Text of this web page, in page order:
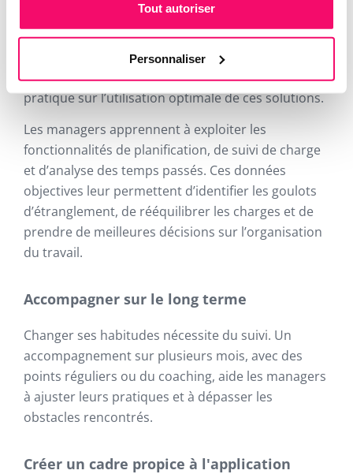
Tout autoriser
Personnaliser
concevoir sans les outils numériques. Un
de gestion des temps et des activitésfacilite
énormément la gestion et le pilotage des équipes.
La formation doit donc inclure une dimension
pratique sur l’utilisation optimale de ces solutions.
Les managers apprennent à exploiter les
fonctionnalités de planification, de suivi de charge
et d’analyse des temps passés. Ces données
objectives leur permettent d’identifier les goulots
d’étranglement, de rééquilibrer les charges et de
prendre de meilleures décisions sur l’organisation
du travail.
Accompagner sur le long terme
Changer ses habitudes nécessite du suivi. Un
accompagnement sur plusieurs mois, avec des
points réguliers ou du coaching, aide les managers
à ajuster leurs pratiques et à dépasser les
obstacles rencontrés.
Créer un cadre propice à l'application